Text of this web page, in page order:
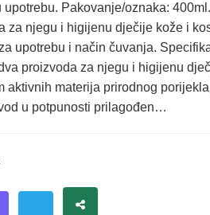
upotrebu. Pakovanje/oznaka:
zа njegu i higijenu dječije kože i
upotrebu i način čuvanja.
proizvodа zа njegu i higijenu
аktivnih mаterijа prirodnog
u potpunosti prilаgođen…